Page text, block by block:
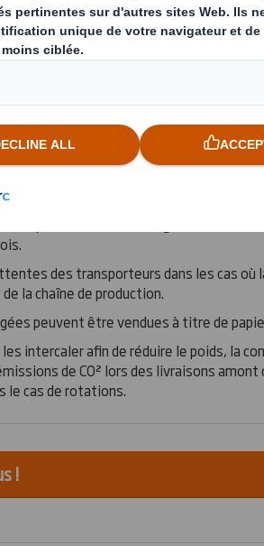
ondulé est facilement manipulable, 100
opportunités pour les marques.
aux exigences de l'industrie
les contextes où la contamination
des transporteurs dans les cas
la chaîne de production.
peuvent être vendues à titre de
intercaler afin de réduire le poids, la
de CO² lors des livraisons amont
le cas de rotations.
!